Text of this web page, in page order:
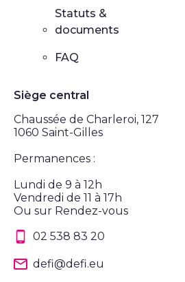
Statuts &
documents
FAQ
Siège central
Chaussée de Charleroi, 127
1060 Saint-Gilles
Permanences :
Lundi de 9 à 12h
Vendredi de 11 à 17h
Ou sur Rendez-vous
02 538 83 20
defi@defi.eu